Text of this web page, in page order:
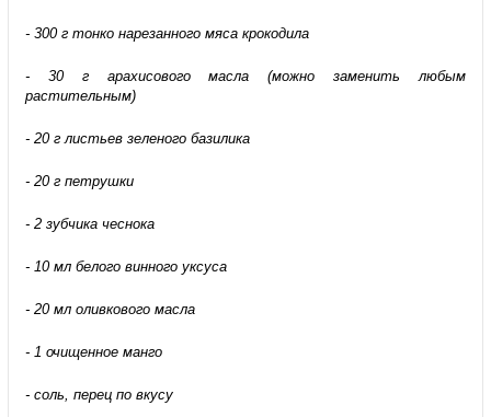
- 300 г тонко нарезанного мяса крокодила
- 30 г арахисового масла (можно заменить любым
растительным)
- 20 г листьев зеленого базилика
- 20 г петрушки
- 2 зубчика чеснока
- 10 мл белого винного уксуса
- 20 мл оливкового масла
- 1 очищенное манго
- соль, перец по вкусу